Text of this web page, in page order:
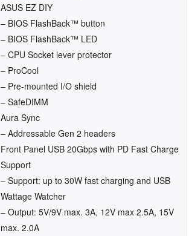
ASUS EZ DIY
– BIOS FlashBack™ button
– BIOS FlashBack™ LED
– CPU Socket lever protector
– ProCool
– Pre-mounted I/O shield
– SafeDIMM
Aura Sync
– Addressable Gen 2 headers
Front Panel USB 20Gbps with PD Fast Charge
Support
– Support: up to 30W fast charging and USB
Wattage Watcher
– Output: 5V/9V max. 3A, 12V max 2.5A, 15V
max. 2.0A